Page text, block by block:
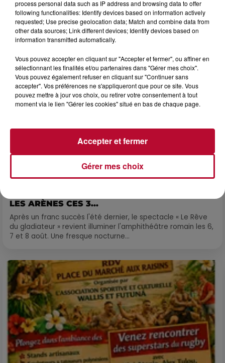
DINER CONCERT À LA MJC DE MARSEILLAN
LES ARÈNES CES 3...
Après un franc succès l'été dernier, le spectacle « Le Rêve
du gladiateur » revient illuminer l'amphithéâtre romain les 6,
7 et 8 août. Une fresque nocturne...
process personal data such as IP address and browsing data to offer
following functionalities: Identify devices based on information actively
requested; Use precise geolocation data; Match and combine data from
other data sources; Link different devices; Identify devices based on
information transmitted automatically.
Vous pouvez accepter en cliquant sur "Accepter et fermer", ou affiner en
sélectionnant les finalités et/ou partenaires dans "Gérer mes choix".
Vous pouvez également refuser en cliquant sur "Continuer sans
accepter". Vos préférences ne s'appliqueront que pour ce site. Vous
pouvez mettre à jour vos choix, ou retirer votre consentement à tout
moment via le lien "Gérer les cookies" situé en bas de chaque page.
Gérer mes choix
Accepter et fermer